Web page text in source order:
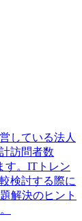
している法人
訪問者数
す。ITトレン
検討する際に
解決のヒント